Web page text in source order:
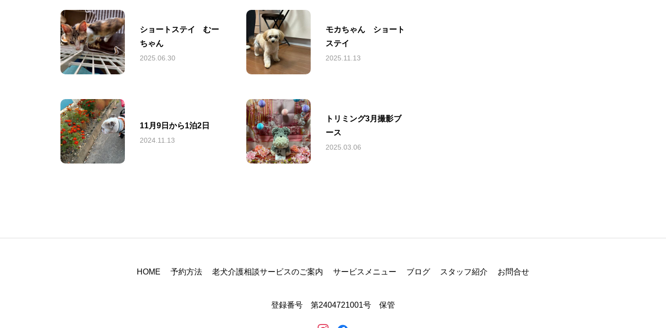
ショートステイ むー
ちゃん
2025.06.30
モカちゃん ショート
ステイ
2025.11.13
11月9日から1泊2日
2024.11.13
トリミング3月撮影ブ
ース
2025.03.06
HOME 予約方法 老犬介護相談サービスのご案内 サービスメニュー ブログ スタッフ紹介 お問合せ
登録番号 第2404721001号 保管